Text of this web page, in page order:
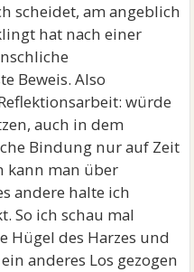
scheidet, am angeblich
hat nach einer
Beweis. Also
würde
auch in dem
Bindung nur auf Zeit
kann man über
andere halte ich
So ich schau mal
Hügel des Harzes und
anderes Los gezogen